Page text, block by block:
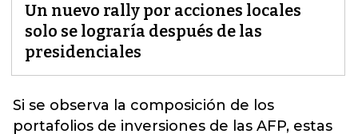
Un nuevo rally por acciones locales
solo se lograría después de las
presidenciales
Si se observa la composición de los
portafolios de inversiones de las AFP, estas